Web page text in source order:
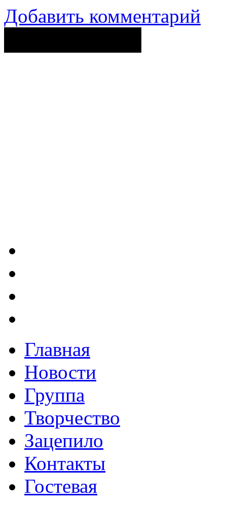
Добавить комментарий
Главная
Новости
Группа
Творчество
Зацепило
Контакты
Гостевая